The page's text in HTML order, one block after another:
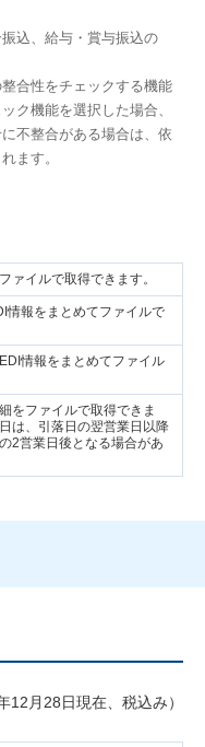
込、給与・賞与振込の
合性をチェックする機能
ク機能を選択した場合、
不整合がある場合は、依
ます。
ァイルで取得できます。
情報をまとめてファイルで
情報をまとめてファイル
をファイルで取得できま
は、引落日の翌営業日以降
2営業日後となる場合があ
12月28日現在、税込み）